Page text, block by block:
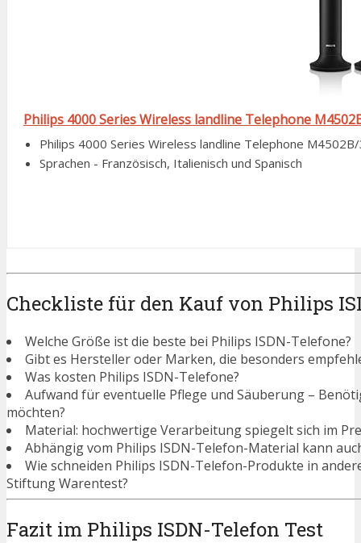
Philips 4000 Series Wireless landline Telephone
Philips 4000 Series Wireless landline Telephone
Sprachen - Französisch, Italienisch und Spanisch
Checkliste für den Kauf von Philips
Welche Größe ist die beste bei Philips ISDN-Telefone?
Gibt es Hersteller oder Marken, die besonders
Was kosten Philips ISDN-Telefone?
Aufwand für eventuelle Pflege und Säuberung –
möchten?
Material: hochwertige Verarbeitung spiegelt sich im
Abhängig vom Philips ISDN-Telefon-Material kann
Wie schneiden Philips ISDN-Telefon-Produkte in
Stiftung Warentest?
Fazit im Philips ISDN-Telefon Test